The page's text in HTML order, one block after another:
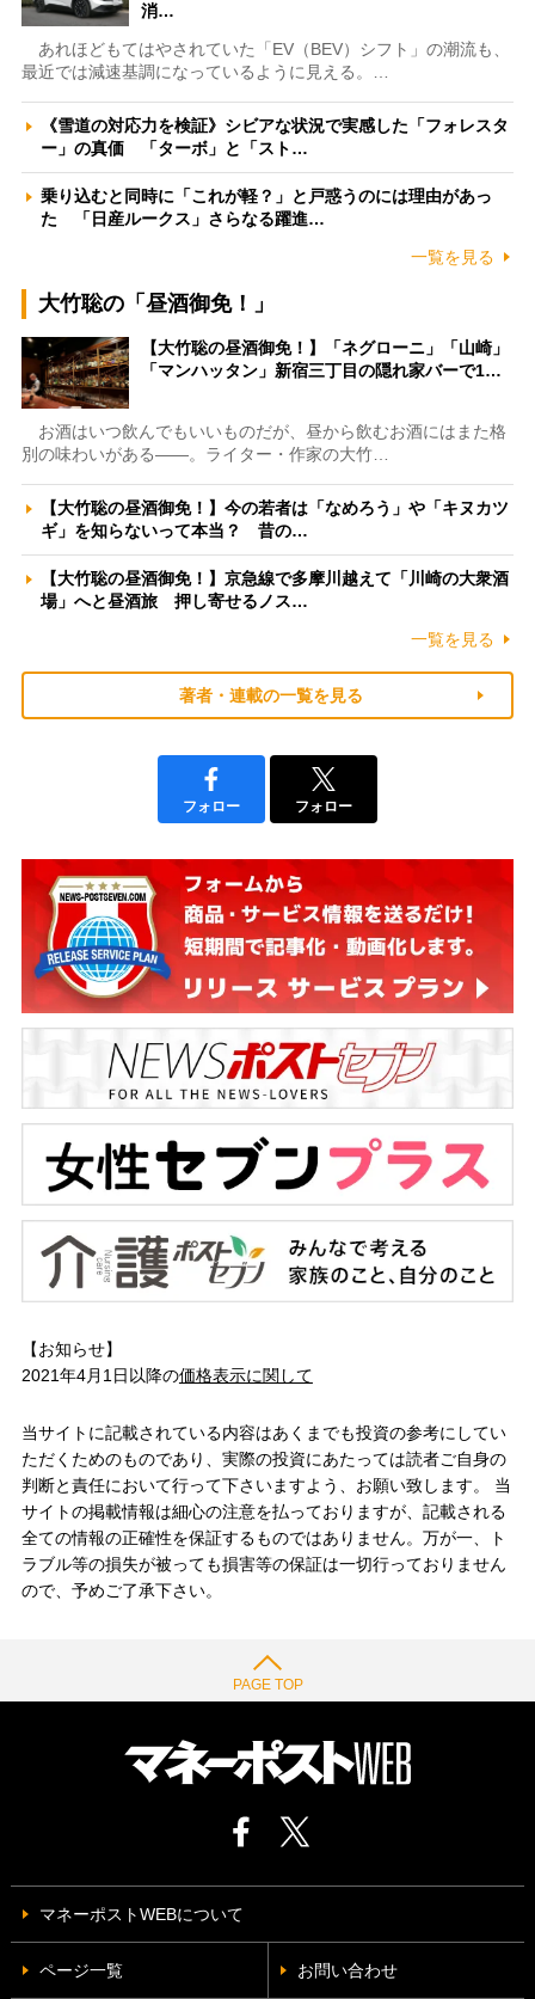
消…
あれほどもてはやされていた「EV（BEV）シフト」の潮流も、
最近では減速基調になっているように見える。…
《雪道の対応力を検証》シビアな状況で実感した「フォレスタ
ー」の真価 「ターボ」と「スト…
乗り込むと同時に「これが軽？」と戸惑うのには理由があっ
た 「日産ルークス」さらなる躍進…
一覧を見る
大竹聡の「昼酒御免！」
【大竹聡の昼酒御免！】「ネグローニ」「山崎」
「マンハッタン」新宿三丁目の隠れ家バーで1…
お酒はいつ飲んでもいいものだが、昼から飲むお酒にはまた格
別の味わいがある――。ライター・作家の大竹…
【大竹聡の昼酒御免！】今の若者は「なめろう」や「キヌカツ
ギ」を知らないって本当？ 昔の…
【大竹聡の昼酒御免！】京急線で多摩川越えて「川崎の大衆酒
場」へと昼酒旅 押し寄せるノス…
一覧を見る
著者・連載の一覧を見る
フォロー フォロー
【お知らせ】
2021年4月1日以降の価格表示に関して
当サイトに記載されている内容はあくまでも投資の参考にしてい
ただくためのものであり、実際の投資にあたっては読者ご自身の
判断と責任において行って下さいますよう、お願い致します。 当
サイトの掲載情報は細心の注意を払っておりますが、記載される
全ての情報の正確性を保証するものではありません。万が一、ト
ラブル等の損失が被っても損害等の保証は一切行っておりません
ので、予めご了承下さい。
PAGE TOP
マネーポストWEBについて
ページ一覧 お問い合わせ